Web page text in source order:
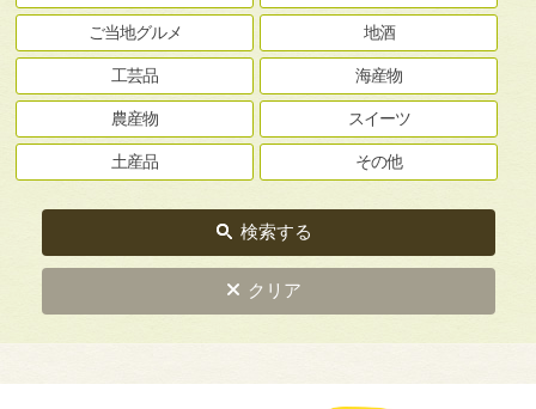
ご当地グルメ 地酒
工芸品 海産物
農産物 スイーツ
土産品 その他
検索する
クリア